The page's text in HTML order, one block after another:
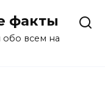
факты
всем на